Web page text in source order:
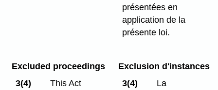
présentées en
application de la
présente loi.
Excluded proceedings
3(4)
This Act
Exclusion d'instances
3(4)
La